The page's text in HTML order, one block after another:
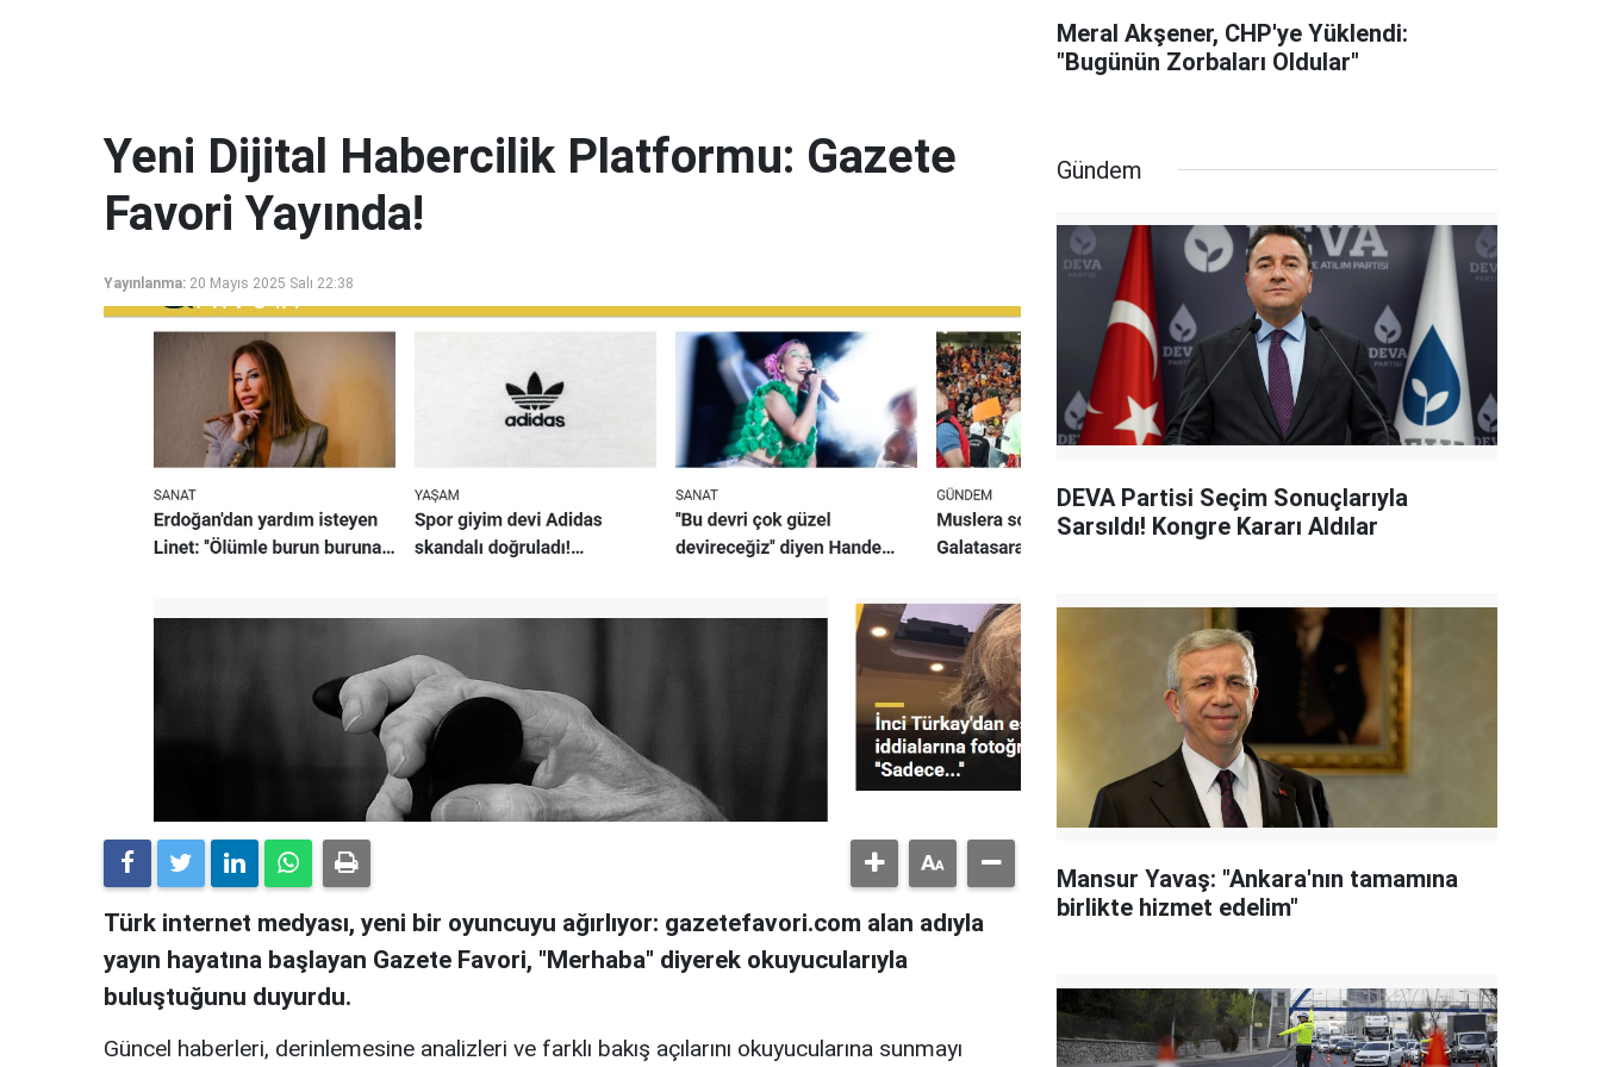
Meral Akşener, CHP'ye Yüklendi:
"Bugünün Zorbaları Oldular"
Yeni Dijital Habercilik Platformu: Gazete
Favori Yayında!
Yayınlanma: 20 Mayıs 2025 Salı 22:38
Türk internet medyası, yeni bir oyuncuyu ağırlıyor: gazetefavori.com alan adıyla
yayın hayatına başlayan Gazete Favori, "Merhaba" diyerek okuyucularıyla
buluştuğunu duyurdu.
Güncel haberleri, derinlemesine analizleri ve farklı bakış açılarını okuyucularına sunmayı
Gündem
DEVA Partisi Seçim Sonuçlarıyla
Sarsıldı! Kongre Kararı Aldılar
Mansur Yavaş: "Ankara'nın tamamına
birlikte hizmet edelim"